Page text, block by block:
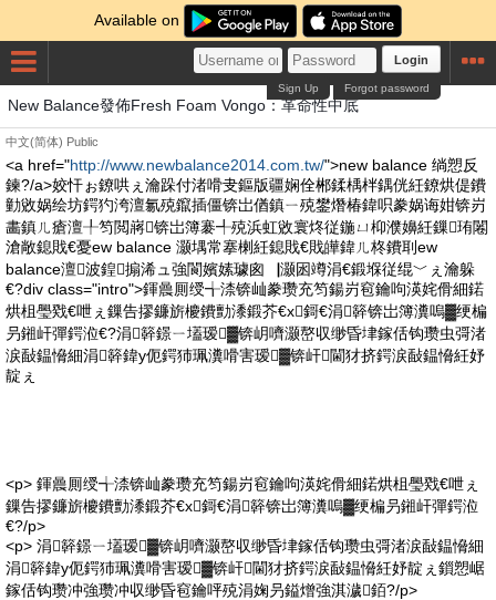
Available on
Login
Forgot password
Sign Up
New Balance發佈Fresh Foam Vongo：革命性中底
中文(简体) Public
<a href="http://www.newbalance2014.com.tw/">new balance 绱愬反
鍊?/a>姣忓ぉ鐐哄ぇ瀹跺付渚嗗叏鏂版疆娴佺郴鍒楀柈鍝侊紝鐐烘偍鐨
勭敓娲绘坊鍔犳洿澶氱殑鑹插僵锛岀偤鎮ㄧ殑鐢熸椿鍏呮豢娲诲姏锛岃
畵鎮ㄦ瘡澶╀笉閲嶈锛岀簿褰╃殑浜虹敓寰炵従鍦ㄩ枊濮嬶紝鏁珛闂
滄敞鎴戝€憂ew balance 灏堣常搴楋紝鎴戝€戝皣鍏ㄦ柊鐨刵ew
balance澶波鍠搧浠ュ強閬嬪嫊璩囪▕灏囦竴涓€鍛堢従绲﹀ぇ瀹躲
€?div class="intro">鍕曟厠绶╅渿锛屾豢瓒充笉鍚岃窇鑰呴渶姹傦細鍩
烘柤璺戣€呭ぇ鏁告摎鐮旂櫦鐨勯潻鍛芥€х鎶€涓簳锛岀簿瀵嗚▓绠楄
叧鎺屽彈鍔涖€?涓簳鐛ㄧ壒瑷▓锛岄嚌灏嶅収缈昏垏鎵佸钩瓒虫彁渚
涙敮鎾愶細涓簳鍏у伌鍔犻珮瀵嗗害瑷▓锛屽閫犲挤鍔涙敮鎾愶紝妤
靛ぇ
<p> 鍕曟厠绶╅渿锛屾豢瓒充笉鍚岃窇鑰呴渶姹傦細鍩烘柤璺戣€呭ぇ
鏁告摎鐮旂櫦鐨勯潻鍛芥€х鎶€涓簳锛岀簿瀵嗚▓绠楄叧鎺屽彈鍔涖
€?/p>
<p> 涓簳鐛ㄧ壒瑷▓锛岄嚌灏嶅収缈昏垏鎵佸钩瓒虫彁渚涙敮鎾愶細
涓簳鍏у伌鍔犻珮瀵嗗害瑷▓锛屽閫犲挤鍔涙敮鎾愶紝妤靛ぇ鎻愬崌
鎵佸钩瓒冲強瓒冲収缈昏窇鑰呯殑涓婅叧鎰熷強淇濊銆?/p>